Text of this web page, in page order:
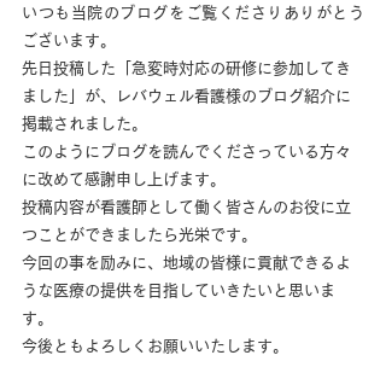
いつも当院のブログをご覧くださりありがとう
ございます。
先日投稿した「急変時対応の研修に参加してき
ました」が、レバウェル看護様のブログ紹介に
掲載されました。
このようにブログを読んでくださっている方々
に改めて感謝申し上げます。
投稿内容が看護師として働く皆さんのお役に立
つことができましたら光栄です。
今回の事を励みに、地域の皆様に貢献できるよ
うな医療の提供を目指していきたいと思いま
す。
今後ともよろしくお願いいたします。